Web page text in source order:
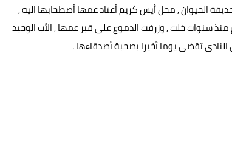
الحيوان , محل أيس كريم أعتاد عمها أصطحابها اليه ,
سنوات خلت , وزرفت الدموع على قبر عمها , الأب الوحيد
تقضى يوما أخيرا بصحبة أصدقاءها .